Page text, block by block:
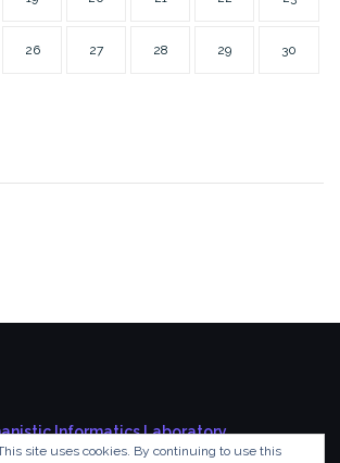
26 27 28 29 30
Informatics Laboratory,
,Ionian University
site uses cookies. By continuing to use this